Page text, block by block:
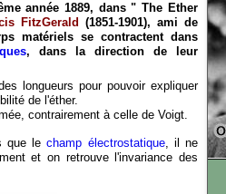
année 1889, dans " The Ether
FitzGerald
(1851-1901), ami de
matériels se contractent dans
, dans la direction de leur
longueurs pour pouvoir expliquer
de l'éther.
contrairement à celle de Voigt.
que lechamp électrostatique, il ne
et on retrouve l'invariance des